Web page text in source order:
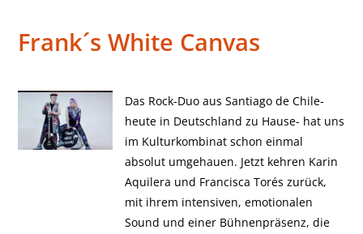
Frank´s White Canvas
Das Rock-Duo aus Santiago de Chile-
heute in Deutschland zu Hause- hat uns
im Kulturkombinat schon einmal
absolut umgehauen. Jetzt kehren Karin
Aquilera und Francisca Torés zurück,
mit ihrem intensiven, emotionalen
Sound und einer Bühnenpräsenz, die